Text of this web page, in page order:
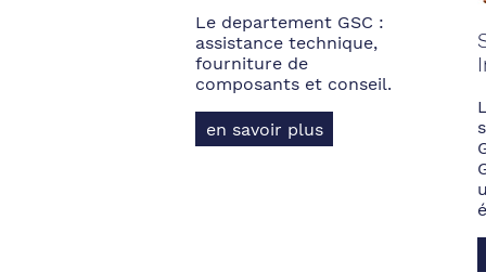
Le departement GSC :
assistance technique,
fourniture de
composants et conseil.
en savoir plus